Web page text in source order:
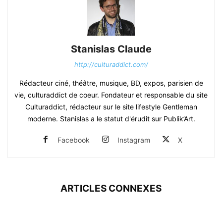
Stanislas Claude
http://culturaddict.com/
Rédacteur ciné, théâtre, musique, BD, expos, parisien de
vie, culturaddict de coeur. Fondateur et responsable du site
Culturaddict, rédacteur sur le site lifestyle Gentleman
moderne. Stanislas a le statut d'érudit sur Publik’Art.
Facebook Instagram X
ARTICLES CONNEXES